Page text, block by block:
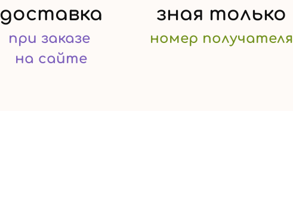
доставка
при заказе
на сайте
зная только
номер получателя